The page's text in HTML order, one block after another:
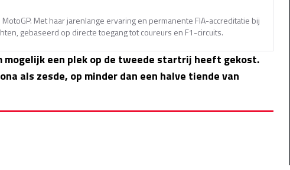
Met haar jarenlange ervaring en permanente FIA-accreditatie bij
gebaseerd op directe toegang tot coureurs en F1-circuits.
een plek op de tweede startrij heeft gekost.
als zesde, op minder dan een halve tiende van